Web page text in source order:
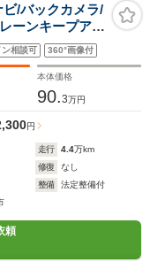
/バックカメラ/
ーンキープアシ
センサー/純正
ッシュスター
ン相談可 360°画像付
本体価格
90.3万円
円
走行 4.4万km
修復
なし
整備
法定整備付
頼